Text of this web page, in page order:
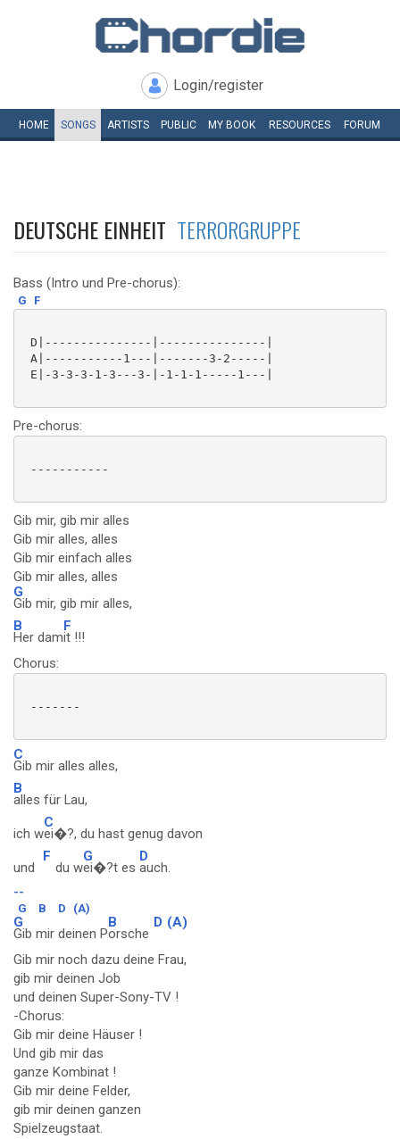
Login/register
HOME SONGS ARTISTS PUBLIC MY BOOK RESOURCES FORUM
DEUTSCHE EINHEIT TERRORGRUPPE
Bass (Intro und Pre-chorus):
G F
D|---------------|---------------|
A|-----------1---|-------3-2-----|
E|-3-3-3-1-3---3-|-1-1-1-----1---|
Pre-chorus:
-----------
Gib mir, gib mir alles
Gib mir alles, alles
Gib mir einfach alles
Gib mir alles, alles
G
Gib mir, gib mir alles,
B
Her dam
F
it !!!
Chorus:
-------
C
Gib mir alles alles,
B
alles für Lau,
ich w
C
ei�?, du hast genug davon
und
F
du w
G
ei�?t es
D
auch.
--
G
B D (A)
G
Gib mir deinen P
B
orsche
D (A)
Gib mir noch dazu deine Frau,
gib mir deinen Job
und deinen Super-Sony-TV !
-Chorus:
Gib mir deine Häuser !
Und gib mir das
ganze Kombinat !
Gib mir deine Felder,
gib mir deinen ganzen
Spielzeugstaat.